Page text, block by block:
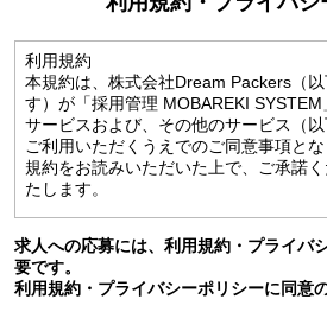
利用規約
本規約は、株式会社Dream Packers（
す）が「採用管理 MOBAREKI
サービスおよび、その他のサービス（
ご利用いただくうえでのご同意事項と
規約をお読みいただいた上で、ご承諾
たします。
1. この利用規約（以下、「本規約」と
供する本サービスを利用する上での一切
本規約は、本サービスの利用条件を定
求人への応募には、利用規約・プライバ
要です。
利用規約・プライバシーポリシーに同意